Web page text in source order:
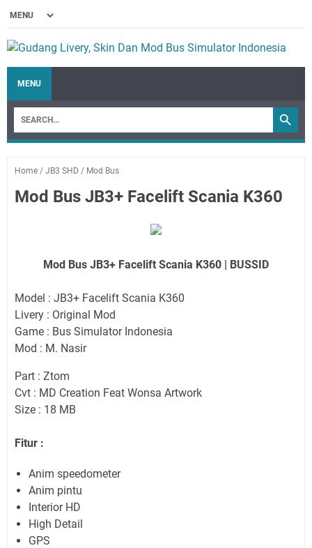
MENU
Home / JB3 SHD / Mod Bus
Mod Bus JB3+ Facelift Scania K360
Mod Bus JB3+ Facelift Scania K360 | BUSSID
Model : JB3+ Facelift Scania K360
Livery : Original Mod
Game : Bus Simulator Indonesia
Mod : M. Nasir
Part : Ztom
Cvt : MD Creation Feat Wonsa Artwork
Size : 18 MB
Fitur :
Anim speedometer
Anim pintu
Interior HD
High Detail
GPS